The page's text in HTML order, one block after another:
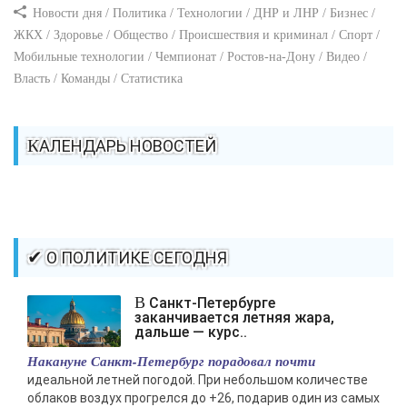
Новости дня / Политика / Технологии / ДНР и ЛНР / Бизнес /
ЖКХ / Здоровье / Общество / Происшествия и криминал / Спорт /
Мобильные технологии / Чемпионат / Ростов-на-Дону / Видео /
Власть / Команды / Статистика
КАЛЕНДАРЬ НОВОСТЕЙ
✔ О ПОЛИТИКЕ СЕГОДНЯ
В Санкт-Петербурге
заканчивается летняя жара,
дальше — курс..
Накануне Санкт-Петербург порадовал почти
идеальной летней погодой. При небольшом количестве
облаков воздух прогрелся до +26, подарив один из самых